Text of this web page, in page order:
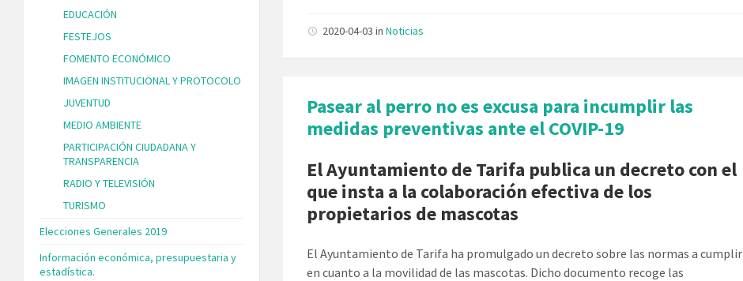
2020-04-03inNoticias
Pasear al perro no es excusa para incumplir las
medidas preventivas ante el COVIP-19
El Ayuntamiento de Tarifa publica un decreto con el
que insta a la colaboración efectiva de los
propietarios de mascotas
El Ayuntamiento de Tarifa ha promulgado un decreto sobre las normas a cumplir
en cuanto a la movilidad de las mascotas. Dicho documento recoge las
EDUCACIÓN
FESTEJOS
FOMENTO ECONÓMICO
IMAGEN INSTITUCIONAL Y PROTOCOLO
JUVENTUD
MEDIO AMBIENTE
PARTICIPACIÓN CIUDADANA Y
TRANSPARENCIA
RADIO Y TELEVISIÓN
TURISMO
Elecciones Generales 2019
Información económica, presupuestaria y
estadística.